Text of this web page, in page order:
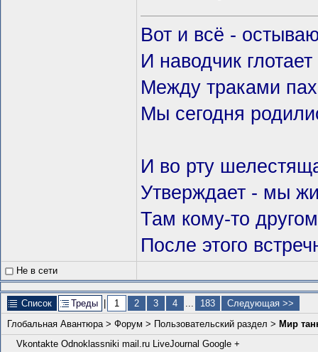
Вот и всё -
И наводчик
Между траками
Мы сегодня
И во рту
Утверждает - мы
Там кому-то
После этого
Не в сети
Список Треды 1 2 3 4 ... 183
Следующая >>
Глобальная Авантюра> Форум > Пользовательский раздел > Мир
Vkontakte Odnoklassniki mail.ru LiveJournal Google +